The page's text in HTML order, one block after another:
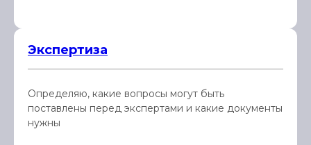
Экспертиза
Определяю, какие вопросы могут быть
поставлены перед экспертами и какие документы
нужны